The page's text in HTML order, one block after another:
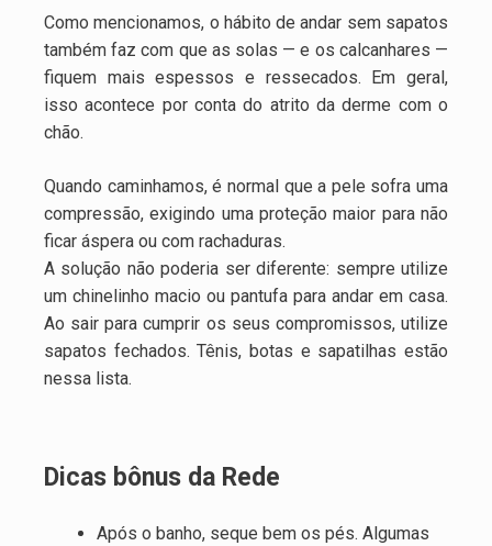
Como mencionamos, o hábito de andar sem sapatos
também faz com que as solas — e os calcanhares —
fiquem mais espessos e ressecados. Em geral,
isso acontece por conta do atrito da derme com o
chão.
Quando caminhamos, é normal que a pele sofra uma
compressão, exigindo uma proteção maior para não
ficar áspera ou com rachaduras.
A solução não poderia ser diferente: sempre utilize
um chinelinho macio ou pantufa para andar em casa.
Ao sair para cumprir os seus compromissos, utilize
sapatos fechados. Tênis, botas e sapatilhas estão
nessa lista.
Dicas bônus da Rede
Após o banho, seque bem os pés. Algumas